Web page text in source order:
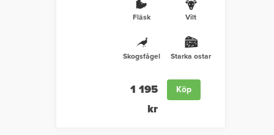
Fläsk Vilt
Skogsfågel Starka ostar
1 195
kr
Köp